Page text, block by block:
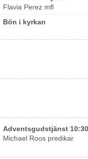
Flavia Perez mfl
Bön i kyrkan
Adventsgudstjänst 10:30
Michael Roos predikar